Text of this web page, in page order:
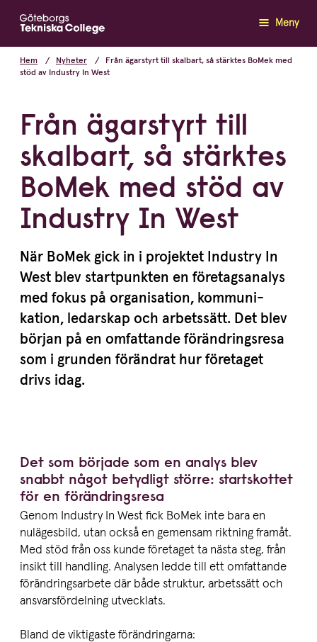
Meny
Hem Nyheter
Från ägarstyrt till skalbart, så stärktes BoMek med
stöd av Industry In West
Från ägarstyrt till
skalbart, så stärktes
BoMek med stöd av
Industry In West
När BoMek gick in i projektet Industry In
West blev start­punkten en företags­a­nalys
med fokus på organi­sation, kommu­ni­
kation, ledarskap och arbetssätt. Det blev
början på en omfattande föränd­ringsresa
som i grunden förändrat hur företaget
drivs idag.
Det som började som en analys blev
snabbt något betydligt större: startskottet
för en förändringsresa
Genom Industry In West fick BoMek inte bara en
nulägesbild, utan också en gemensam riktning framåt.
Med stöd från oss kunde företaget ta nästa steg, från
insikt till handling. Analysen ledde till ett omfattande
förändringsarbete där både struktur, arbetssätt och
ansvarsfördelning utvecklats.
Bland de viktigaste förändringarna: